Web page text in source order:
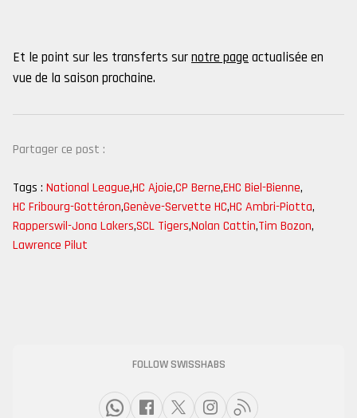
Et le point sur les transferts surnotre page actualisée en
vue de la saison prochaine.
Partager ce post :
Tags : National League,HC Ajoie,CP Berne,EHC Biel-Bienne,
HC Fribourg-Gottéron,Genève-Servette HC,HC Ambri-Piotta,
Rapperswil-Jona Lakers,SCL Tigers,Nolan Cattin,Tim Bozon,
Lawrence Pilut
FOLLOW SWISSHABS